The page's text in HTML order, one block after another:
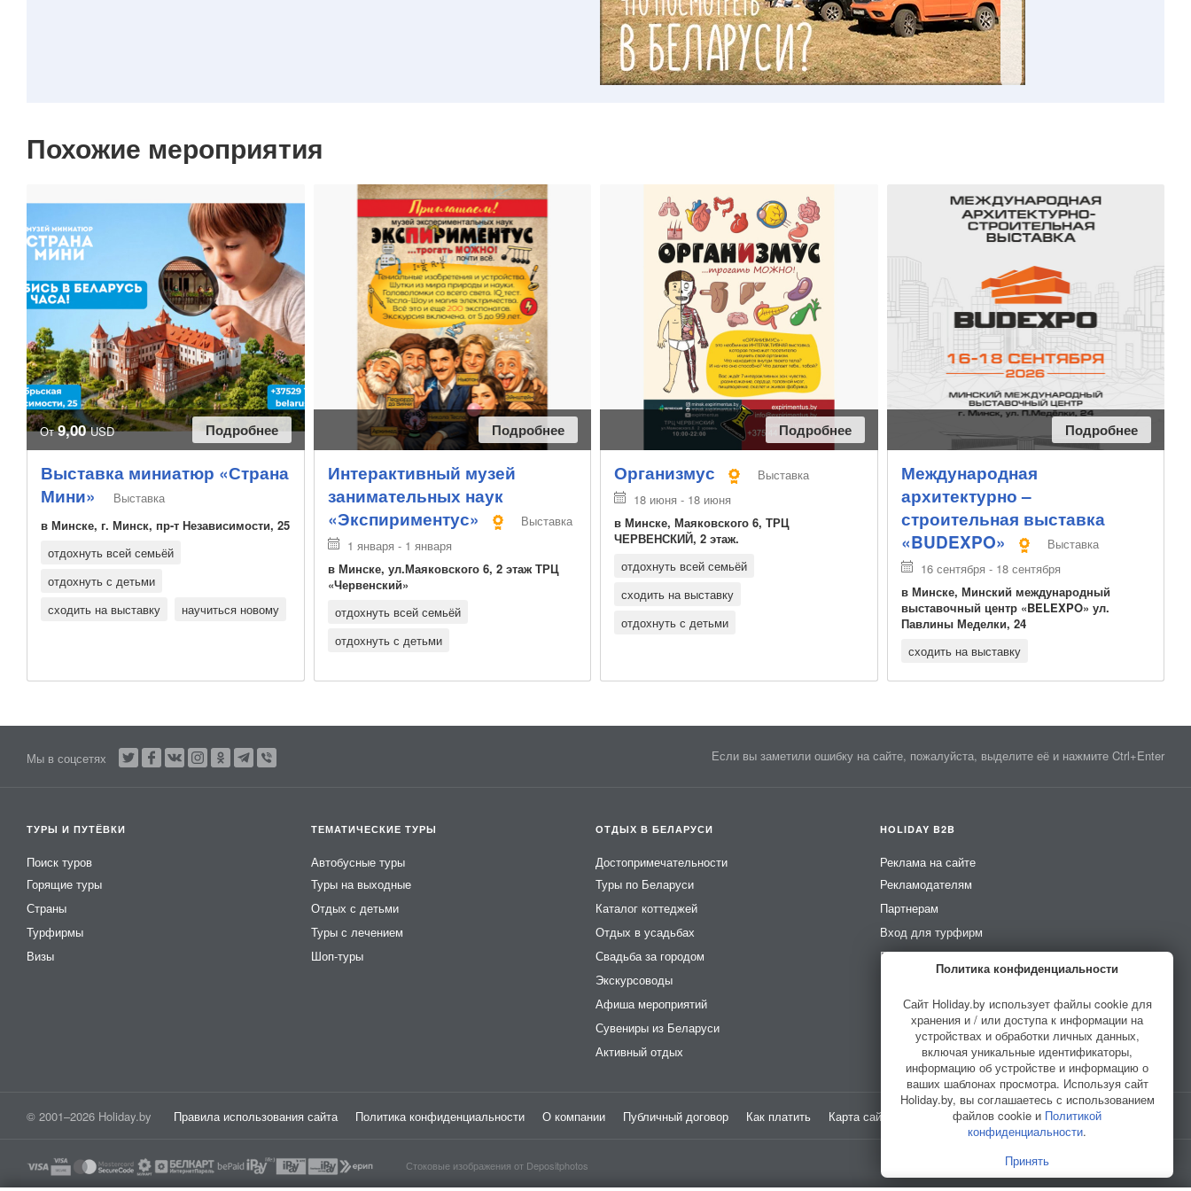
Похожие мероприятия
От9,00USD Подробнее
Выставка миниатюр «Страна
Мини»
Выставка
в Минске, г. Минск, пр-т Независимости, 25
отдохнуть всей семьёй
отдохнуть с детьми
сходить на выставку
научиться новому
Подробнее
Интерактивный музей
занимательных наук
«Экспириментус»
Выставка
1 января - 1 января
в Минске, ул.Маяковского 6, 2 этаж ТРЦ
«Червенский»
отдохнуть всей семьёй
отдохнуть с детьми
Подробнее
Организмус
Выставка
18 июня - 18 июня
в Минске, Маяковского 6, ТРЦ
ЧЕРВЕНСКИЙ, 2 этаж.
отдохнуть всей семьёй
сходить на выставку
отдохнуть с детьми
Подробнее
Международная
архитектурно –
строительная выставка
«BUDEXPO»
Выставка
16 сентября - 18 сентября
в Минске, Минский международный
выставочный центр «BELEXPO» ул.
Павлины Меделки, 24
сходить на выставку
Мы в соцсетях Если вы заметили ошибку на сайте, пожалуйста, выделите её и нажмите Ctrl+Enter
ТУРЫ И ПУТЁВКИ
Поиск туров
Горящие туры
Страны
Турфирмы
Визы
ТЕМАТИЧЕСКИЕ ТУРЫ
Автобусные туры
Туры на выходные
Отдых с детьми
Туры с лечением
Шоп-туры
ОТДЫХ В БЕЛАРУСИ
Достопримечательности
Туры по Беларуси
Каталог коттеджей
Отдых в усадьбах
Свадьба за городом
Экскурсоводы
Афиша мероприятий
Сувениры из Беларуси
Активный отдых
HOLIDAY B2B
Реклама на сайте
Рекламодателям
Партнерам
Вход для турфирм
Вход для усадеб
© 2001–2026 Holiday.by Правила использования сайта Политика конфиденциальности О компании Публичный договор Как платить Карта сайта Разработано вHELLO WORLD
Стоковые изображения от Depositphotos
Политика конфиденциальности
Сайт Holiday.by использует файлы cookie для
хранения и / или доступа к информации на
устройствах и обработки личных данных,
включая уникальные идентификаторы,
информацию об устройстве и информацию о
ваших шаблонах просмотра. Используя сайт
Holiday.by, вы соглашаетесь с использованием
файлов cookie и Политикой
конфиденциальности.
Принять